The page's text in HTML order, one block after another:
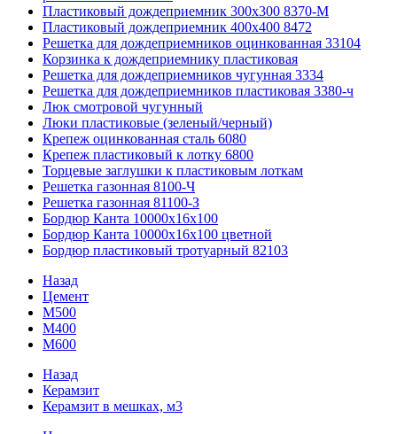
Пластиковый дождеприемник 300x300 8370-М
Пластиковый дождеприемник 400x400 8472
Решетка для дождеприемников оцинкованная 33104
Корзинка к дождеприемнику пластиковая
Решетка для дождеприемников чугунная 3334
Решетка для дождеприемников пластиковая 3380-ч
Люк смотровой чугунный
Люки пластиковые (зеленый/черный)
Крепеж оцинкованная сталь 6080
Крепеж пластиковый к лотку 6800
Торцевые заглушки к пластиковым лоткам
Решетка газонная 8100-Ч
Решетка газонная 81100-З
Бордюр Канта 10000x16x100
Бордюр Канта 10000x16x100 цветной
Бордюр пластиковый тротуарный 82103
Назад
Цемент
М500
М400
М600
Назад
Керамзит
Керамзит в мешках, м3